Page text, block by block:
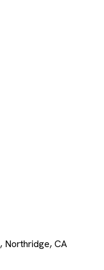
Northridge, CA